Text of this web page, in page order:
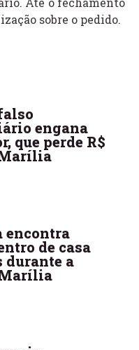
sobre o pedido.
engana
que perde R$
encontra
de casa
durante a